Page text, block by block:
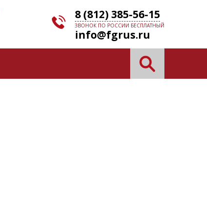
8 (812) 385-56-15
ЗВОНОК ПО РОССИИ БЕСПЛАТНЫЙ
info@fgrus.ru